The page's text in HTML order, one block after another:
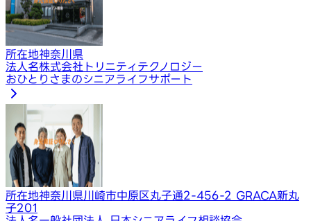
所在地神奈川県
法人名株式会社トリニティテクノロジー
おひとりさまのシニアライフサポート
所在地神奈川県川崎市中原区丸子通2-456-2 GRACA新丸
子201